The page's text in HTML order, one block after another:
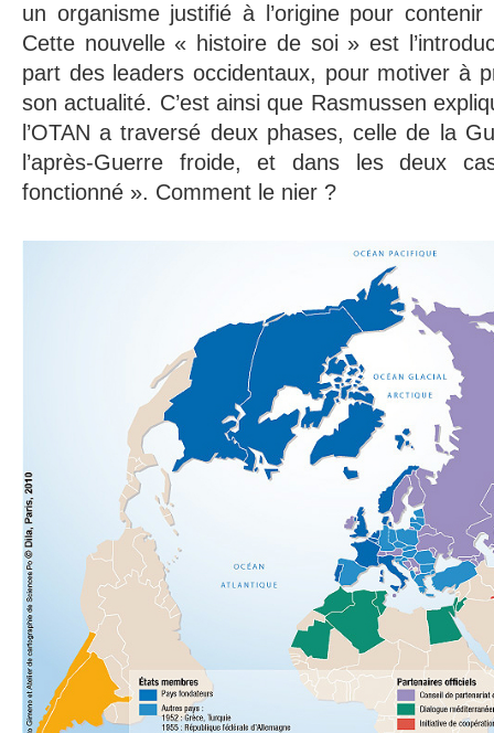
un organisme justifié à l’origine pour
Cette nouvelle « histoire de soi » est
part des leaders occidentaux, pour motiver à
son actualité. C’est ainsi que Rasmussen
l’OTAN a traversé deux phases, celle de la
l’après-Guerre froide, et dans les deux
fonctionné ». Comment le nier ?